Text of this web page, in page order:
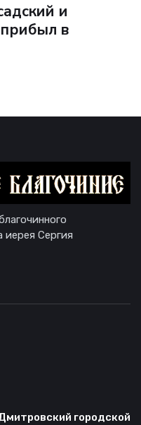
и
в
иерея Сергия
городской